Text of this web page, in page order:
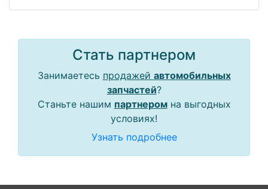
Стать партнером
Занимаетесь продажей автомобильных
запчастей?
Станьте нашим партнеромна выгодных
условиях!
Узнать подробнее